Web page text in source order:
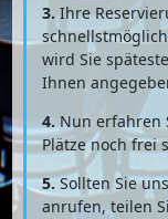
3. Ihre
wird Sie
Ihnen
4. Nun erfahren
Plätze noch frei
5.Sollten Sie
anrufen, teilen